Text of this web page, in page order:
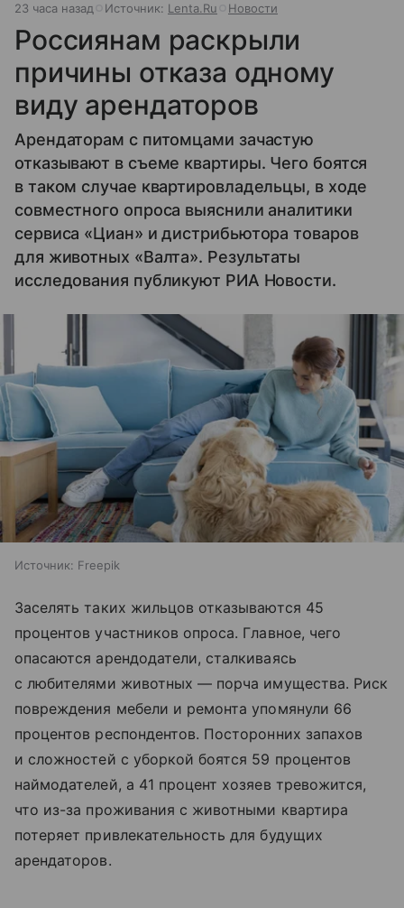
23 часа назад Источник: Lenta.Ru Новости
Россиянам раскрыли
причины отказа одному
виду арендаторов
Арендаторам с питомцами зачастую
отказывают в съеме квартиры. Чего боятся
в таком случае квартировладельцы, в ходе
совместного опроса выяснили аналитики
сервиса «Циан» и дистрибьютора товаров
для животных «Валта». Результаты
исследования публикуют РИА Новости.
Источник: Freepik
Заселять таких жильцов отказываются 45
процентов участников опроса. Главное, чего
опасаются арендодатели, сталкиваясь
с любителями животных — порча имущества. Риск
повреждения мебели и ремонта упомянули 66
процентов респондентов. Посторонних запахов
и сложностей с уборкой боятся 59 процентов
наймодателей, а 41 процент хозяев тревожится,
что из-за проживания с животными квартира
потеряет привлекательность для будущих
арендаторов.